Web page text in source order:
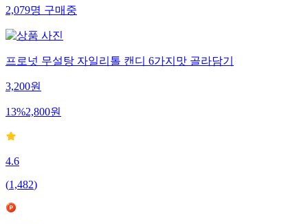
2,079명구매중
프로넛 무설탕 자일리톨 캔디 6가지맛 골라담기
3,200원
13%2,800원
4.6
(1,482)